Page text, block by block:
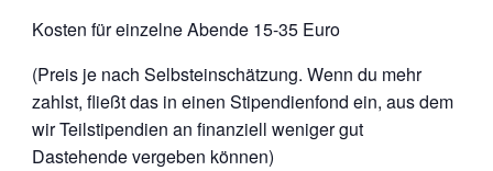
Kosten für einzelne Abende 15-35 Euro
(Preis je nach Selbsteinschätzung. Wenn du mehr
zahlst, fließt das in einen Stipendienfond ein, aus dem
wir Teilstipendien an finanziell weniger gut
Dastehende vergeben können)